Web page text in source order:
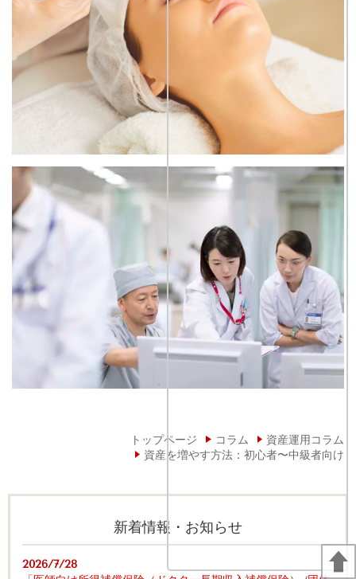
トップページ コラム
資産運用コラム
資産を増やす方法：初心者〜中級者向け
新着情報・お知らせ
2026/7/28